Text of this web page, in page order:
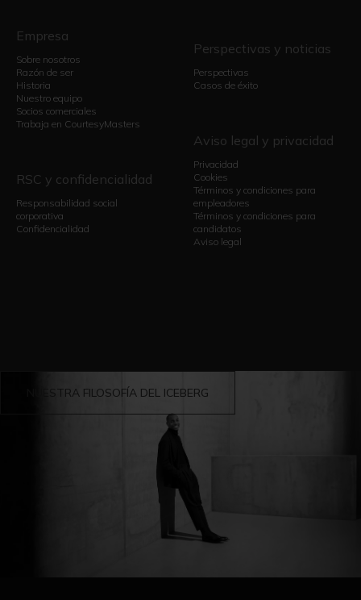
Empresa
Sobre nosotros
Razón de ser
Historia
Nuestro equipo
Socios comerciales
Trabaja en CourtesyMasters
RSC y confidencialidad
Responsabilidad social
corporativa
Confidencialidad
Perspectivas y noticias
Perspectivas
Casos de éxito
Aviso legal y privacidad
Privacidad
Cookies
Términos y condiciones para
empleadores
Términos y condiciones para
candidatos
Aviso legal
NUESTRA FILOSOFÍA DEL ICEBERG